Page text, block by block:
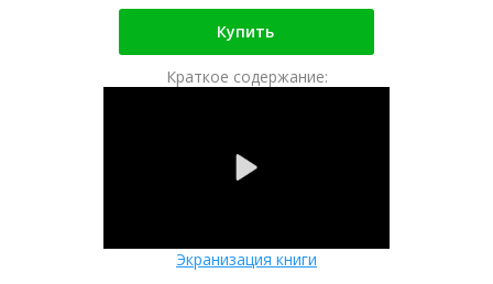
Купить
Краткое содержание:
Экранизация книги